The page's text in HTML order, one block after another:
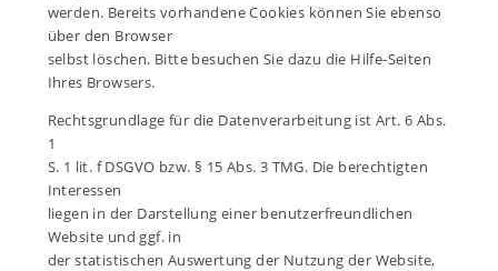
werden. Bereits vorhandene Cookies können Sie ebenso
über den Browser
selbst löschen. Bitte besuchen Sie dazu die Hilfe-Seiten
Ihres Browsers.
Rechtsgrundlage für die Datenverarbeitung ist Art. 6 Abs.
1
S. 1 lit. f DSGVO bzw. § 15 Abs. 3 TMG. Die berechtigten
Interessen
liegen in der Darstellung einer benutzerfreundlichen
Website und ggf. in
der statistischen Auswertung der Nutzung der Website,